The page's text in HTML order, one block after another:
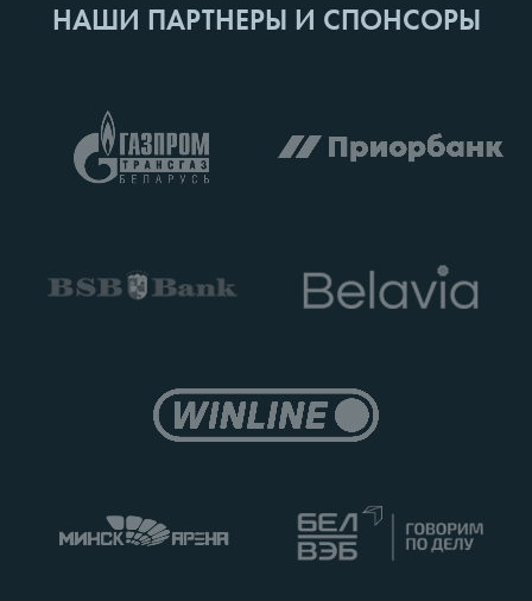
НАШИ ПАРТНЕРЫ И СПОНСОРЫ